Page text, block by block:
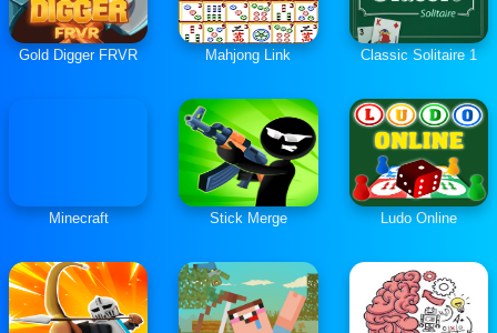
Gold Digger FRVR Mahjong Link Classic Solitaire 1
Minecraft Stick Merge Ludo Online